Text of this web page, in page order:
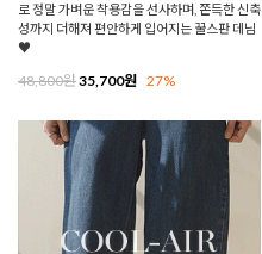
로 정말 가벼운 착용감을 선사하며, 쫀득한 신축
성까지 더해져 편안하게 입어지는 꿀스판 데님
♥
48,800원35,700원 27%